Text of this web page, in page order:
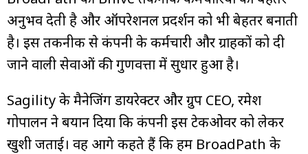
अनुभव देती है और ऑपरेशनल प्रदर्शन को भी बेहतर बनाती
है। इस तकनीक से कंपनी के कर्मचारी और ग्राहकों को दी
जाने वाली सेवाओं की गुणवत्ता में सुधार हुआ है।
Sagility के मैनेजिंग डायरेक्टर और ग्रुप CEO, रमेश
गोपालन ने बयान दिया कि कंपनी इस टेकओवर को लेकर
खुशी जताई। वह आगे कहते हैं कि हम BroadPath के